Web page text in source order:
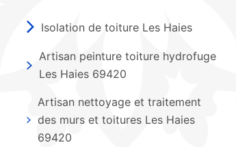
Isolation de toiture Les Haies
Artisan peinture toiture hydrofuge
Les Haies 69420
Artisan nettoyage et traitement
des murs et toitures Les Haies
69420